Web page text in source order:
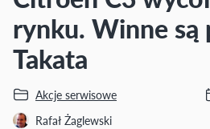
rynku. Winne są
Takata
Akcje serwisowe
Rafał Żaglewski